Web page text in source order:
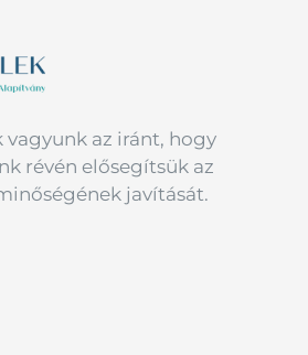
vagyunk az iránt, hogy
révén elősegítsük az
javítását.